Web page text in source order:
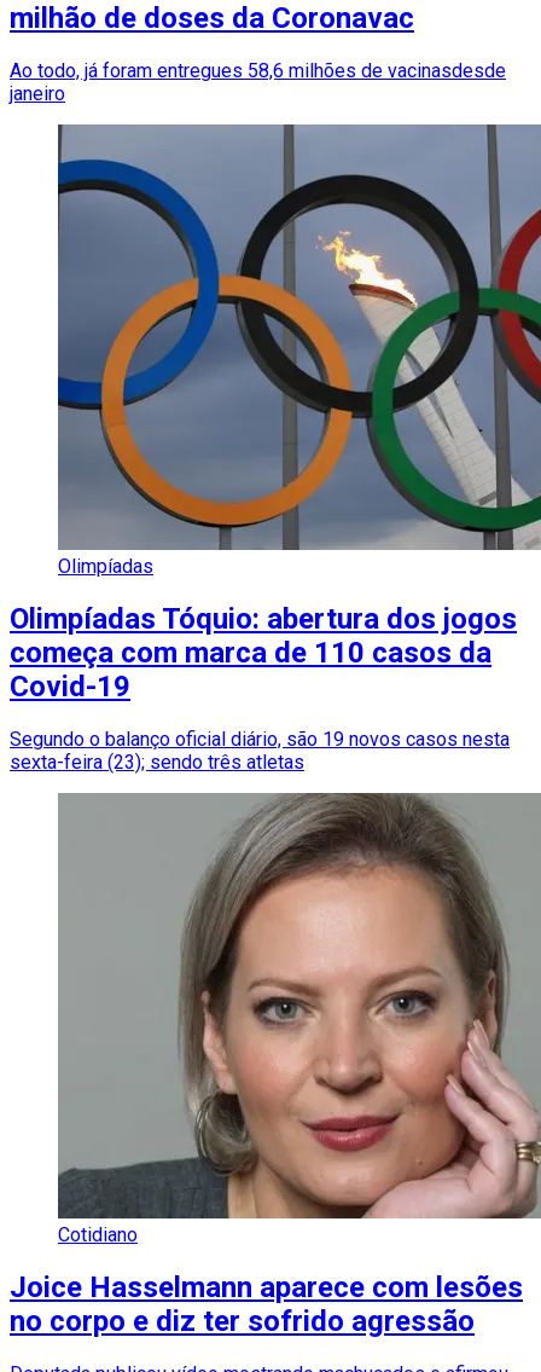
milhão de doses da Coronavac
Ao todo, já foram entregues 58,6 milhões de vacinasdesde
janeiro
Olimpíadas
Olimpíadas Tóquio: abertura dos jogos
começa com marca de 110 casos da
Covid-19
Segundo o balanço oficial diário, são 19 novos casos nesta
sexta-feira (23); sendo três atletas
Cotidiano
Joice Hasselmann aparece com lesões
no corpo e diz ter sofrido agressão